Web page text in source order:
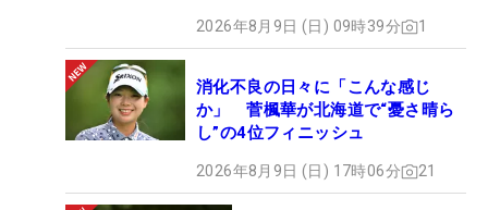
2026年8月9日 (日) 09時39分 1
消化不良の日々に「こんな感じ
か」 菅楓華が北海道で“憂さ晴ら
し”の4位フィニッシュ
2026年8月9日 (日) 17時06分 21